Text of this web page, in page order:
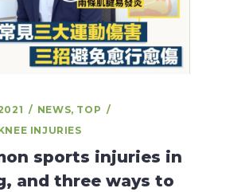
NEWS, TOP
INJURIES
sports injuries in
and three ways to